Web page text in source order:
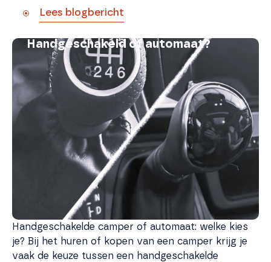
Lees blogbericht
Handgeschakeld of automaat?
Handgeschakelde camper of automaat: welke kies
je? Bij het huren of kopen van een camper krijg je
vaak de keuze tussen een handgeschakelde